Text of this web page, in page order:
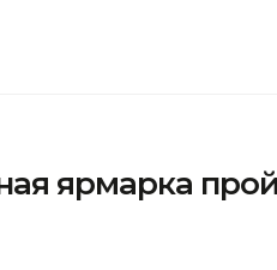
ярмарка